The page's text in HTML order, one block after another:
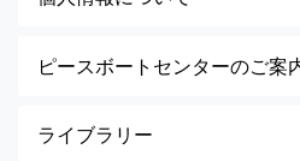
ピースボートセンターのご案
ライブラリー